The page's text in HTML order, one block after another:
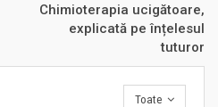
Chimioterapia ucigătoare,
explicată pe înțelesul
tuturor
Toate